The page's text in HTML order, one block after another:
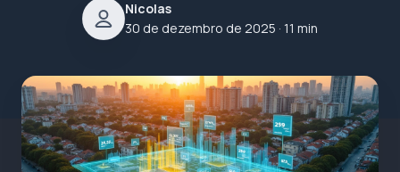
Nicolas
30 de dezembro de 2025 · 11 min